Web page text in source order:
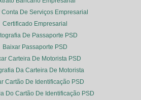
Conta De Serviços Empresarial
Certificado Empresarial
De Passaporte PSD
Baixar Passaporte PSD
Carteira De Motorista PSD
Da Carteira De Motorista
Cartão De Identificação PSD
Do Cartão De Identificação PSD